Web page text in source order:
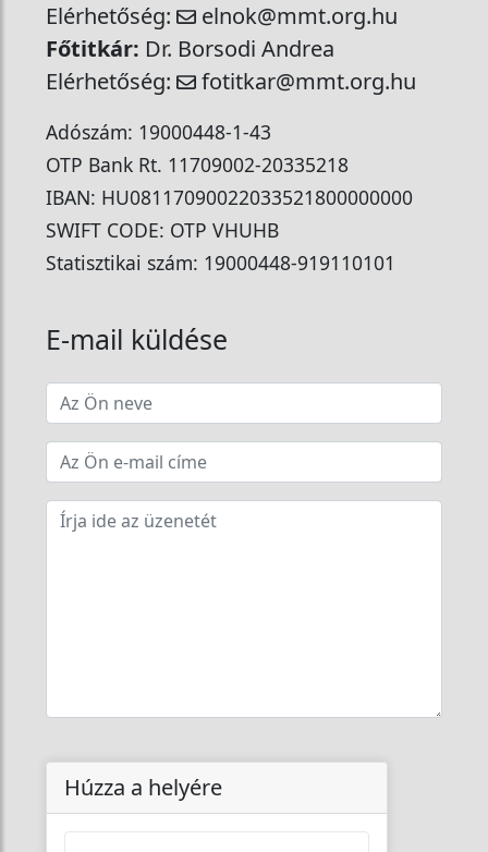
Elérhetőség:
elnok@mmt.org.hu
Főtitkár: Dr. Borsodi Andrea
Elérhetőség:
fotitkar@mmt.org.hu
Adószám: 19000448-1-43
OTP Bank Rt. 11709002-20335218
IBAN: HU08117090022033521800000000
SWIFT CODE: OTP VHUHB
Statisztikai szám: 19000448-919110101
E-mail küldése
Húzza a helyére